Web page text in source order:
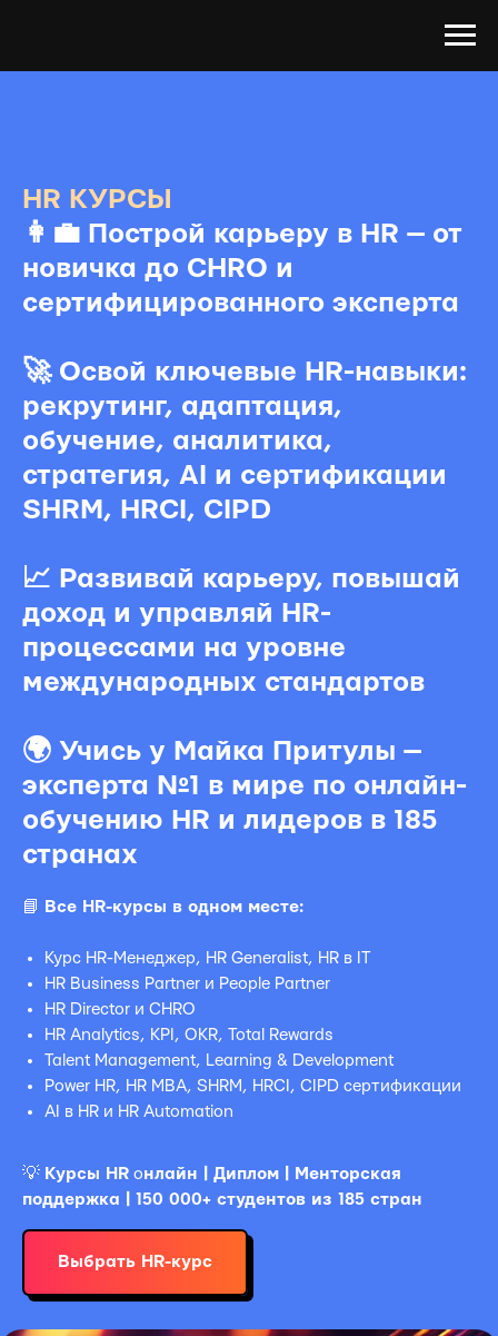
HR КУРСЫ
👩‍💼 Построй карьеру в HR — от
новичка до CHRO и
сертифицированного эксперта
🚀 Освой ключевые HR-навыки:
рекрутинг, адаптация,
обучение, аналитика,
стратегия, AI и сертификации
SHRM, HRCI, CIPD
📈 Развивай карьеру, повышай
доход и управляй HR-
процессами на уровне
международных стандартов
🌍 Учись у Майка Притулы —
эксперта №1 в мире по онлайн-
обучению HR и лидеров в 185
странах
📘 Все HR-курсы в одном месте:
Курс HR-Менеджер, HR Generalist, HR в IT
HR Business Partner и People Partner
HR Director и CHRO
HR Analytics, KPI, OKR, Total Rewards
Talent Management, Learning & Development
Power HR, HR MBA, SHRM, HRCI, CIPD сертификации
AI в HR и HR Automation
💡 Курсы HR онлайн | Диплом | Менторская
поддержка | 150 000+ студентов из 185 стран
Выбрать HR-курс